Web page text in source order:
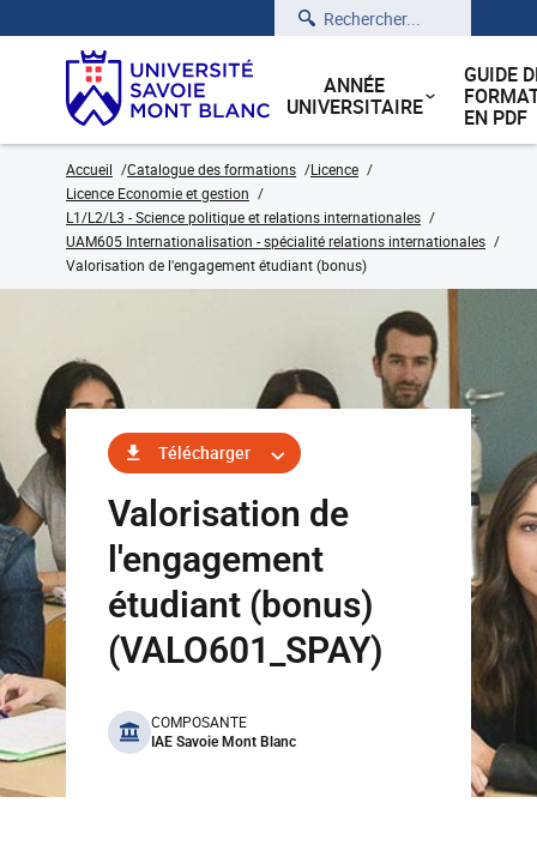
Rechercher
ANNÉE
UNIVERSITAIRE
GUIDE
EN PDF
Accueil Catalogue des formations
Licence
Licence Economie et gestion
L1/L2/L3 - Science politique et relations internationales
UAM605 Internationalisation - spécialité relations internationales
Valorisation de l'engagement étudiant (bonus)
Télécharger
Valorisation de
l'engagement
étudiant (bonus)
(VALO601_SPAY)
benefits
COMPOSANTE
IAE Savoie Mont Blanc